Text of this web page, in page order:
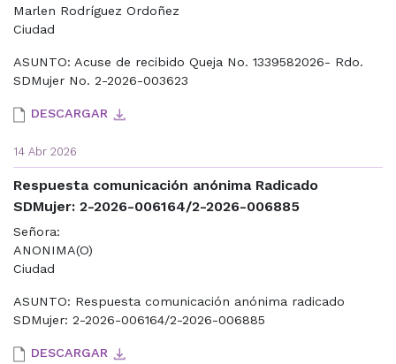
Marlen Rodríguez Ordoñez
Ciudad
ASUNTO: Acuse de recibido Queja No. 1339582026- Rdo.
SDMujer No. 2-2026-003623
DESCARGAR
14 Abr 2026
Respuesta comunicación anónima Radicado
SDMujer: 2-2026-006164/2-2026-006885
Señora:
ANONIMA(O)
Ciudad
ASUNTO: Respuesta comunicación anónima radicado
SDMujer: 2-2026-006164/2-2026-006885
DESCARGAR